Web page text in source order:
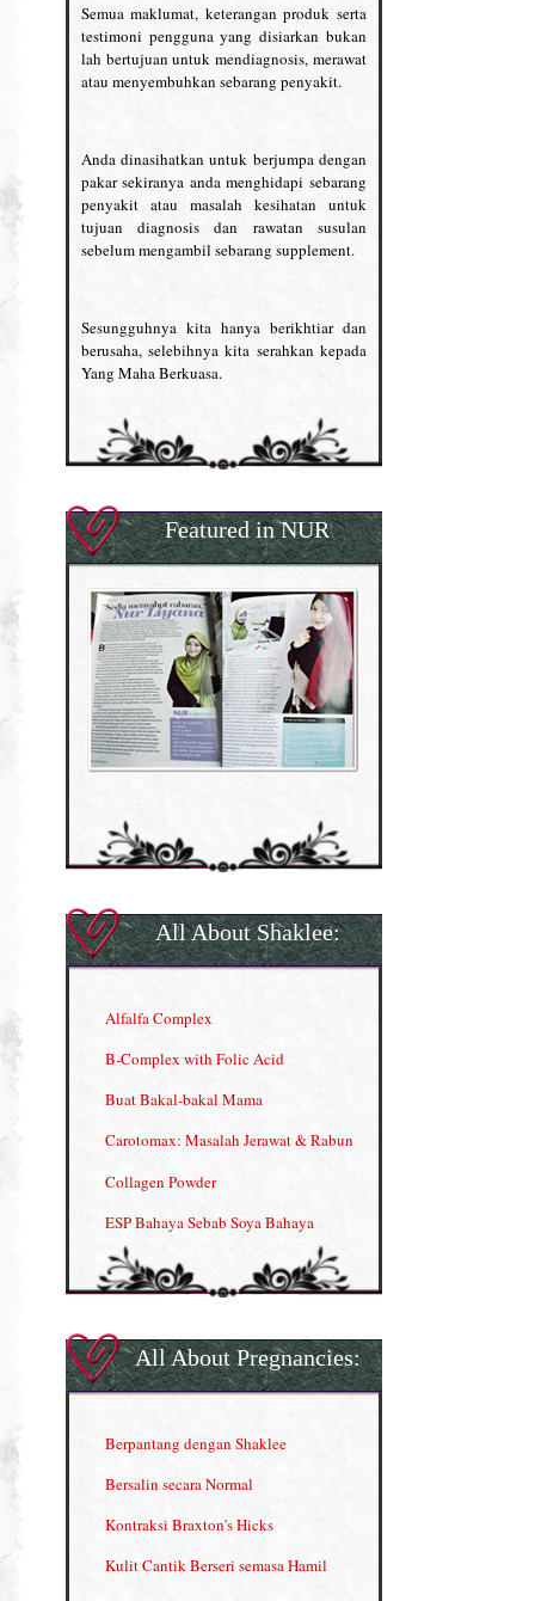
Semua maklumat, keterangan produk serta
testimoni pengguna yang disiarkan bukan
lah bertujuan untuk mendiagnosis, merawat
atau menyembuhkan sebarang penyakit.
Anda dinasihatkan untuk berjumpa dengan
pakar sekiranya anda menghidapi sebarang
penyakit atau masalah kesihatan untuk
tujuan diagnosis dan rawatan susulan
sebelum mengambil sebarang supplement.
Sesungguhnya kita hanya berikhtiar dan
berusaha, selebihnya kita serahkan kepada
Yang Maha Berkuasa.
Featured in NUR
All About Shaklee:
Alfalfa Complex
B-Complex with Folic Acid
Buat Bakal-bakal Mama
Carotomax: Masalah Jerawat & Rabun
Collagen Powder
ESP Bahaya Sebab Soya Bahaya
ESP Produk Shaklee Paling HOT
Gla Complex (II)
Herbal Blend the Magic Cream
All About Pregnancies:
Berpantang dengan Shaklee
Bersalin secara Normal
Kontraksi Braxton's Hicks
Kulit Cantik Berseri semasa Hamil